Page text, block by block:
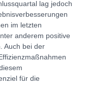
lag jedoch
im letzten
anderem positive
Auch bei der
für die